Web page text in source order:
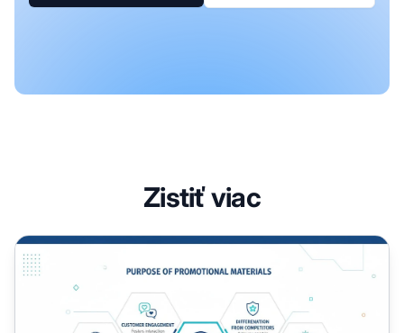
Zistiť viac
Aký je účel používania propagačných materiálov?